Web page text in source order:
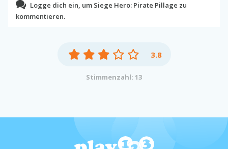
Logge dich ein, um Siege Hero: Pirate Pillage zu
kommentieren.
3.8
Stimmenzahl: 13